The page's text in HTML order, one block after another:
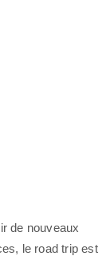
de nouveaux
le road trip est